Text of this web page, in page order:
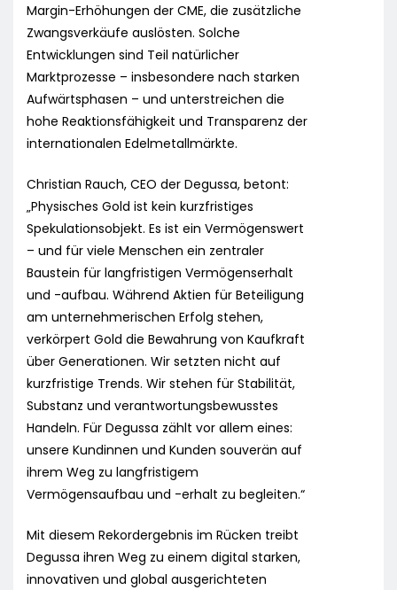
Margin-Erhöhungen der CME, die zusätzliche
Zwangsverkäufe auslösten. Solche
Entwicklungen sind Teil natürlicher
Marktprozesse – insbesondere nach starken
Aufwärtsphasen – und unterstreichen die
hohe Reaktionsfähigkeit und Transparenz der
internationalen Edelmetallmärkte.
Christian Rauch, CEO der Degussa, betont:
„Physisches Gold ist kein kurzfristiges
Spekulationsobjekt. Es ist ein Vermögenswert
– und für viele Menschen ein zentraler
Baustein für langfristigen Vermögenserhalt
und -aufbau. Während Aktien für Beteiligung
am unternehmerischen Erfolg stehen,
verkörpert Gold die Bewahrung von Kaufkraft
über Generationen. Wir setzten nicht auf
kurzfristige Trends. Wir stehen für Stabilität,
Substanz und verantwortungsbewusstes
Handeln. Für Degussa zählt vor allem eines:
unsere Kundinnen und Kunden souverän auf
ihrem Weg zu langfristigem
Vermögensaufbau und -erhalt zu begleiten.“
Mit diesem Rekordergebnis im Rücken treibt
Degussa ihren Weg zu einem digital starken,
innovativen und global ausgerichteten